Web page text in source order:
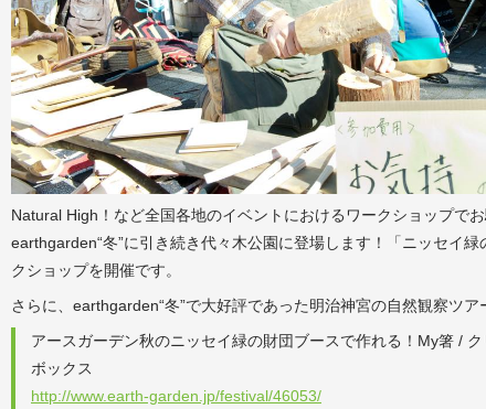
Natural High！など全国各地のイベントにおけるワークショップで
earthgarden“冬”に引き続き代々木公園に登場します！「ニッセイ
クショップを開催です。
さらに、earthgarden“冬”で大好評であった明治神宮の自然観察ツア
アースガーデン秋のニッセイ緑の財団ブースで作れる！My箸 /
ボックス
http://www.earth-garden.jp/festival/46053/